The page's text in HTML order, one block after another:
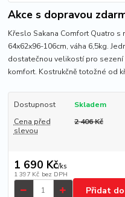
Akce s dopravou
Křeslo Sakana Comfort Quatro s
64x62x96-106cm, váha 6,5kg.
dostatečnou velikostí pro
komfort. Kostrukčně totožné od
Dostupnost
Skladem
Cena před
slevou
2 406 Kč
1 690 Kč/ks
1 397 Kč bez DPH
Přidat